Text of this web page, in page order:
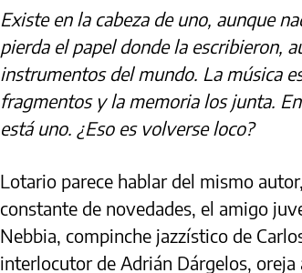
Existe en la cabeza de uno, aunque
pierda el papel donde la escribieron,
instrumentos del mundo. La música
fragmentos y la memoria los junta.
está uno. ¿Eso es volverse loco?
Lotario parece hablar del mismo
constante de novedades, el amigo
Nebbia, compinche jazzístico de
interlocutor de Adrián Dárgelos, oreja